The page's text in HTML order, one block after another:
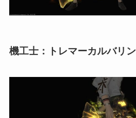
機工士：トレマーカルバリン